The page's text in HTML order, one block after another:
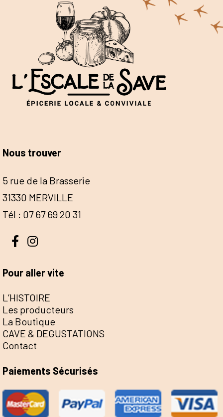
Nous trouver
5 rue de la Brasserie
31330 MERVILLE
Tél : 07 67 69 20 31
Pour aller vite
L’HISTOIRE
Les producteurs
La Boutique
CAVE & DEGUSTATIONS
Contact
Paiements Sécurisés